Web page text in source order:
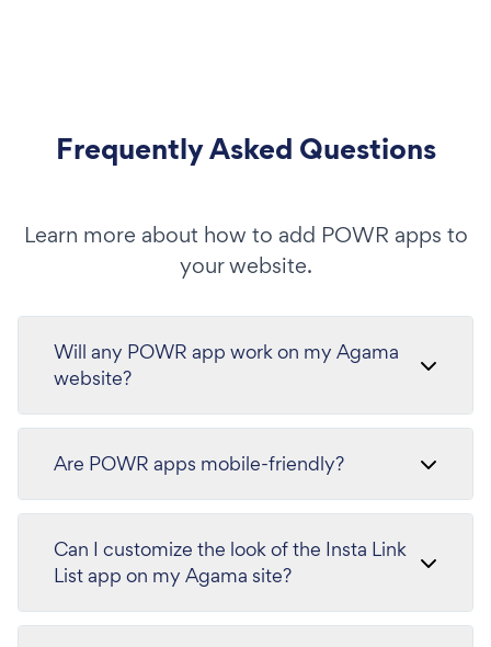
Frequently Asked Questions
Learn more about how to add POWR apps to
your website.
Will any POWR app work on my Agama
website?
Are POWR apps mobile-friendly?
Can I customize the look of the Insta Link
List app on my Agama site?